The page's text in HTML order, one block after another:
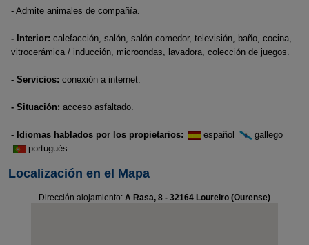
- Admite animales de compañía.
- Interior: calefacción, salón, salón-comedor, televisión, baño, cocina,
vitrocerámica / inducción, microondas, lavadora, colección de juegos.
- Servicios: conexión a internet.
- Situación: acceso asfaltado.
- Idiomas hablados por los propietarios: español
gallego
portugués
Localización en el Mapa
Dirección alojamiento: A Rasa, 8 - 32164 Loureiro (Ourense)